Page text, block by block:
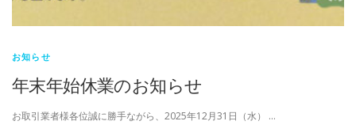
お知らせ
年末年始休業のお知らせ
お取引業者様各位誠に勝手ながら、2025年12月31日（水） …